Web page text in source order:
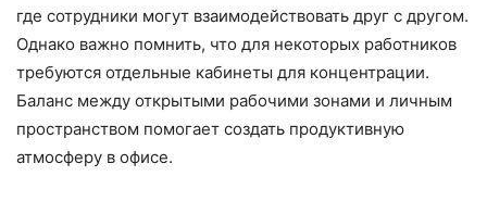
где сотрудники могут взаимодействовать друг с другом.
Однако важно помнить, что для некоторых работников
требуются отдельные кабинеты для концентрации.
Баланс между открытыми рабочими зонами и личным
пространством помогает создать продуктивную
атмосферу в офисе.